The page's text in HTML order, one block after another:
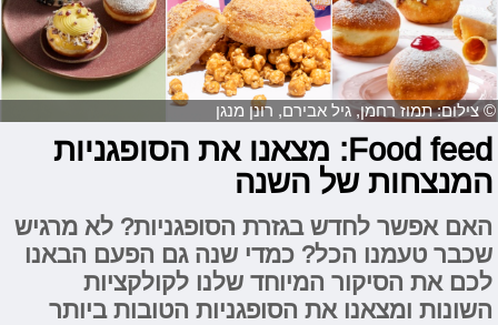
© צילום: תמוז רחמן, גיל אבירם, רונן מנגן
Food feed: מצאנו את הסופגניות
המנצחות של השנה
האם אפשר לחדש בגזרת הסופגניות? לא מרגיש
שכבר טעמנו הכל? כמדי שנה גם הפעם הבאנו
לכם את הסיקור המיוחד שלנו לקולקציות
השונות ומצאנו את הסופגניות הטובות ביותר